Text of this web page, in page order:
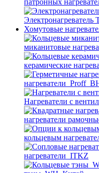
патронных
Хомутовые
миканитовые
керамические
Нагреватели с
нагреватели
кольцевым
нагреватели_ITKZ